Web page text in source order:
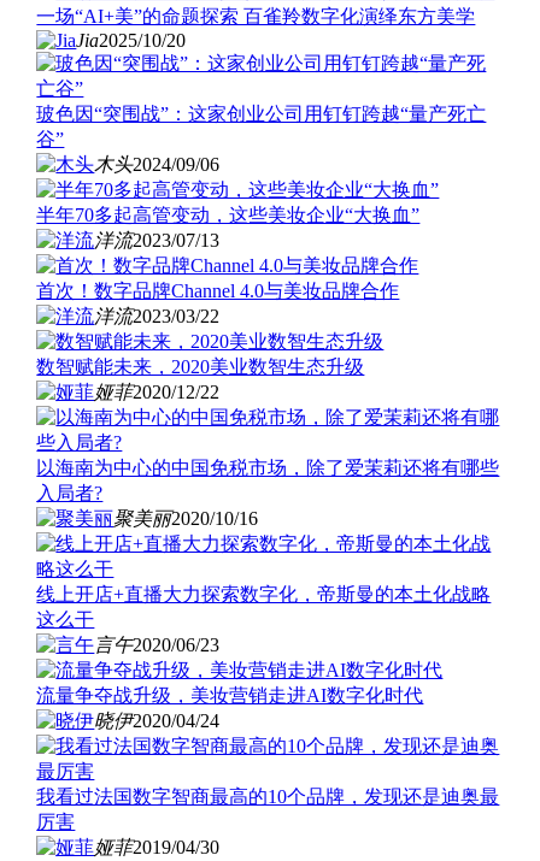
一场“AI+美”的命题探索 百雀羚数字化演绎东方美学
Jia2025/10/20
玻色因“突围战”：这家创业公司用钉钉跨越“量产死亡
谷”
木头2024/09/06
半年70多起高管变动，这些美妆企业“大换血”
洋流2023/07/13
首次！数字品牌Channel 4.0与美妆品牌合作
洋流2023/03/22
数智赋能未来，2020美业数智生态升级
娅菲2020/12/22
以海南为中心的中国免税市场，除了爱茉莉还将有哪些
入局者?
聚美丽2020/10/16
线上开店+直播大力探索数字化，帝斯曼的本土化战略
这么干
言午2020/06/23
流量争夺战升级，美妆营销走进AI数字化时代
晓伊2020/04/24
我看过法国数字智商最高的10个品牌，发现还是迪奥最
厉害
娅菲2019/04/30